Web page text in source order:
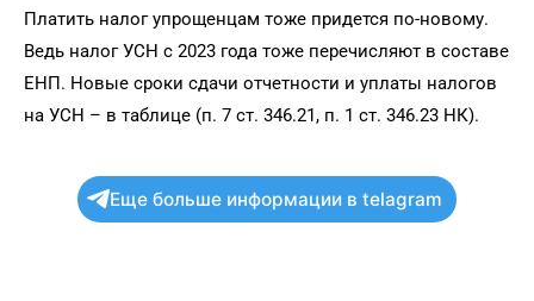
Платить налог упрощенцам тоже придется по-новому.
Ведь налог УСН с 2023 года тоже перечисляют в составе
ЕНП. Новые сроки сдачи отчетности и уплаты налогов
на УСН – в таблице (п. 7 ст. 346.21, п. 1 ст. 346.23 НК).
Еще больше информации в telagram